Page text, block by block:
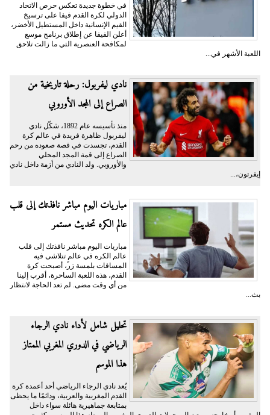
في خطوة جديدة تعكس حرص الاتحاد
الدولي لكرة القدم فيفا على ترسيخ
القيم الإنسانية داخل المستطيل الأخضر،
أعلن الفيفا عن إطلاق برنامج موسع
لمكافحة العنصرية التي ما زالت تلاحق
اللعبة الأشهر في...
نادي ليفربول: رحلة تاريخية من
الصراع إلى المجد الأوروبي
منذ تأسيسه عام 1892، شكّل نادي
ليفربول ظاهرة فريدة في عالم كرة
القدم، تجسدت في قصة صعوده من رحم
الصراع إلى قمة المجد المحلي
والأوروبي. ولد النادي من أزمة داخل نادي
إيفرتون،...
مباريات اليوم مباشر نافذتك إلى قلب
عالم الكره تحديث مستمر
مباريات اليوم مباشر نافذتك إلى قلب
عالم الكره في عالمٍ تتلاشى فيه
المسافات بلمسة زر، أصبحت كرة
القدم، هذه اللعبة الساحرة، أقرب إلينا
من أي وقت مضى. لم تعد الحاجة لانتظار
بث...
تحليل شامل لأداء نادي الرجاء
الرياضي في الدوري المغربي الممتاز
هذا الموسم
يُعد نادي الرجاء الرياضي أحد أعمدة كرة
القدم المغربية والعربية، ودائمًا ما يحظى
بمتابعة جماهيرية هائلة سواء داخل